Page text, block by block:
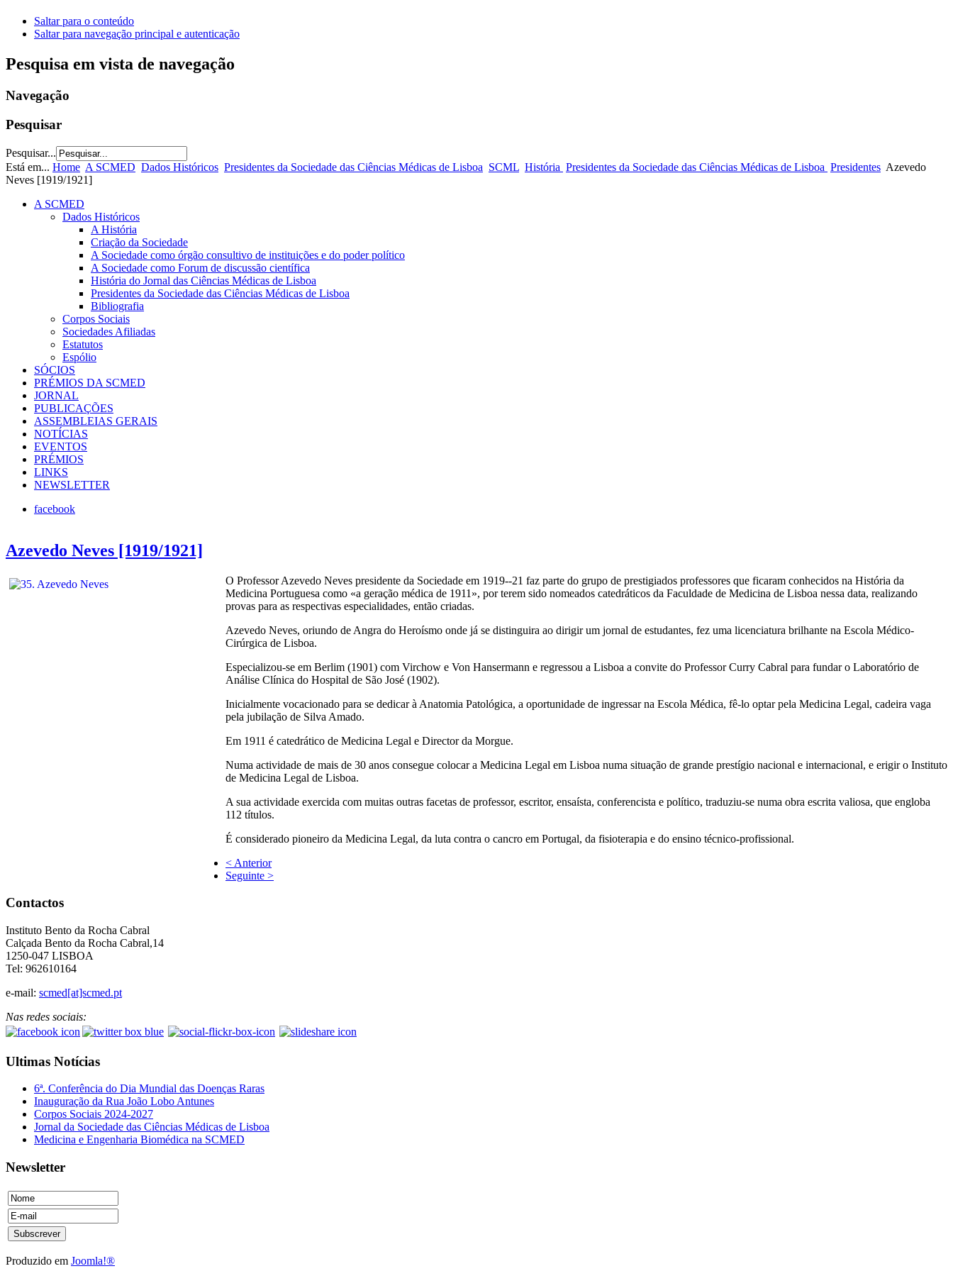
Saltar para o conteúdo
Saltar para navegação principal e autenticação
Pesquisa em vista de navegação
Navegação
Pesquisar
Pesquisar...
Está em... Home A SCMED Dados Históricos Presidentes da Sociedade das Ciências Médicas de Lisboa SCML História Presidentes da Sociedade das Ciências Médicas de Lisboa Presidentes Azevedo
Neves [1919/1921]
A SCMED
Dados Históricos
A História
Criação da Sociedade
A Sociedade como órgão consultivo de instituições e do poder político
A Sociedade como Forum de discussão científica
História do Jornal das Ciências Médicas de Lisboa
Presidentes da Sociedade das Ciências Médicas de Lisboa
Bibliografia
Corpos Sociais
Sociedades Afiliadas
Estatutos
Espólio
SÓCIOS
PRÉMIOS DA SCMED
JORNAL
PUBLICAÇÕES
ASSEMBLEIAS GERAIS
NOTÍCIAS
EVENTOS
PRÉMIOS
LINKS
NEWSLETTER
facebook
Azevedo Neves [1919/1921]
O Professor Azevedo Neves presidente da Sociedade em 1919--21 faz parte do grupo de prestigiados professores que ficaram conhecidos na História da
Medicina Portuguesa como «a geração médica de 1911», por terem sido nomeados catedráticos da Faculdade de Medicina de Lisboa nessa data, realizando
provas para as respectivas especialidades, então criadas.
Azevedo Neves, oriundo de Angra do Heroísmo onde já se distinguira ao dirigir um jornal de estudantes, fez uma licenciatura brilhante na Escola Médico-
Cirúrgica de Lisboa.
Especializou-se em Berlim (1901) com Virchow e Von Hansermann e regressou a Lisboa a convite do Professor Curry Cabral para fundar o Laboratório de
Análise Clínica do Hospital de São José (1902).
Inicialmente vocacionado para se dedicar à Anatomia Patológica, a oportunidade de ingressar na Escola Médica, fê-lo optar pela Medicina Legal, cadeira vaga
pela jubilação de Silva Amado.
Em 1911 é catedrático de Medicina Legal e Director da Morgue.
Numa actividade de mais de 30 anos consegue colocar a Medicina Legal em Lisboa numa situação de grande prestígio nacional e internacional, e erigir o Instituto
de Medicina Legal de Lisboa.
A sua actividade exercida com muitas outras facetas de professor, escritor, ensaísta, conferencista e político, traduziu-se numa obra escrita valiosa, que engloba
112 títulos.
É considerado pioneiro da Medicina Legal, da luta contra o cancro em Portugal, da fisioterapia e do ensino técnico-profissional.
< Anterior
Seguinte >
Contactos
Instituto Bento da Rocha Cabral
Calçada Bento da Rocha Cabral,14
1250-047 LISBOA
Tel: 962610164
e-mail: scmed[at]scmed.pt
Nas redes sociais:
Ultimas Notícias
6ª. Conferência do Dia Mundial das Doenças Raras
Inauguração da Rua João Lobo Antunes
Corpos Sociais 2024-2027
Jornal da Sociedade das Ciências Médicas de Lisboa
Medicina e Engenharia Biomédica na SCMED
Newsletter
Produzido em Joomla!®